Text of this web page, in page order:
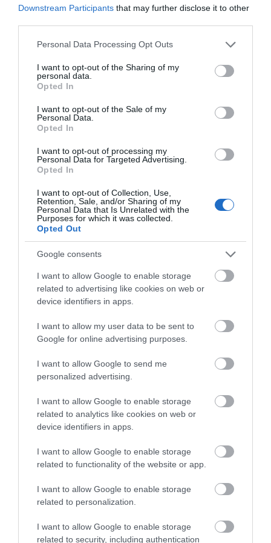
Downstream Participants that may further disclose it to other
Please note that this website/app uses one or more Google
not limited to your visit or usage behaviour. You may click to
grant or deny consent to Google and its third-party tags to
use your data for below specified purposes in below Google
consent section.
Personal Data Processing Opt Outs
I want to opt-out of the Sharing of my
personal data.
Opted In
I want to opt-out of the Sale of my
Personal Data.
Opted In
I want to opt-out of processing my
Personal Data for Targeted Advertising.
Opted In
I want to opt-out of Collection, Use,
Retention, Sale, and/or Sharing of my
Personal Data that Is Unrelated with the
Purposes for which it was collected.
Opted Out
Google consents
I want to allow Google to enable storage
related to advertising like cookies on web or
device identifiers in apps.
I want to allow my user data to be sent to
Google for online advertising purposes.
I want to allow Google to send me
personalized advertising.
I want to allow Google to enable storage
related to analytics like cookies on web or
device identifiers in apps.
I want to allow Google to enable storage
related to functionality of the website or app.
I want to allow Google to enable storage
related to personalization.
I want to allow Google to enable storage
related to security, including authentication
Εύβοια: Αποκαταστάθηκε το
ίντερνετ στον Οξύλιθο μετά από
Αθλητικό σωματείο της Εύβοιας
εξέδωσε ανακοίνωση για το
αναφέρει
08.08.2026 | 11:00
Εύβοια: «Πλιάτσικο» σε έργο
ανάπλασης παραλίας – Η
καταγγελία που προκαλεί
08.08.2026 | 10:20
Χωρίς Internet τώρα αυτό το
χωριό της Εύβοιας
Εύβοια: Διακοπή ρεύματος αύριο
πολλές περιοχές- Πίνακας
Μητσοτάκης: Φαγητό και κρασί
σε γνωστό στέκι
Συγκίνηση και βαθιά πίστη στην
Εύβοια! Τίμησαν τον Όσιο Ιωάννη
του Ρώσσο για το θαύμα της
βροχής στη φωτιά του 2021
08.08.2026 | 09:00
Εορτολόγιο: Ποιοι γιορτάζουν
σήμερα, Σάββατο 8 Αυγούστου
Όλες οι τελευταίες ειδήσεις
ΠΕΡΙΣΣΟΤΕΡΑ ΑΠΟ ΟΙΚΟΝΟΜΙΑ
Ποιοι και γιατί θα
πάρουν διπλάσια
Νέο επίδομα 600 ευρώ
Πότε θα πληρωθούν οι
2027 – Τα ποσά